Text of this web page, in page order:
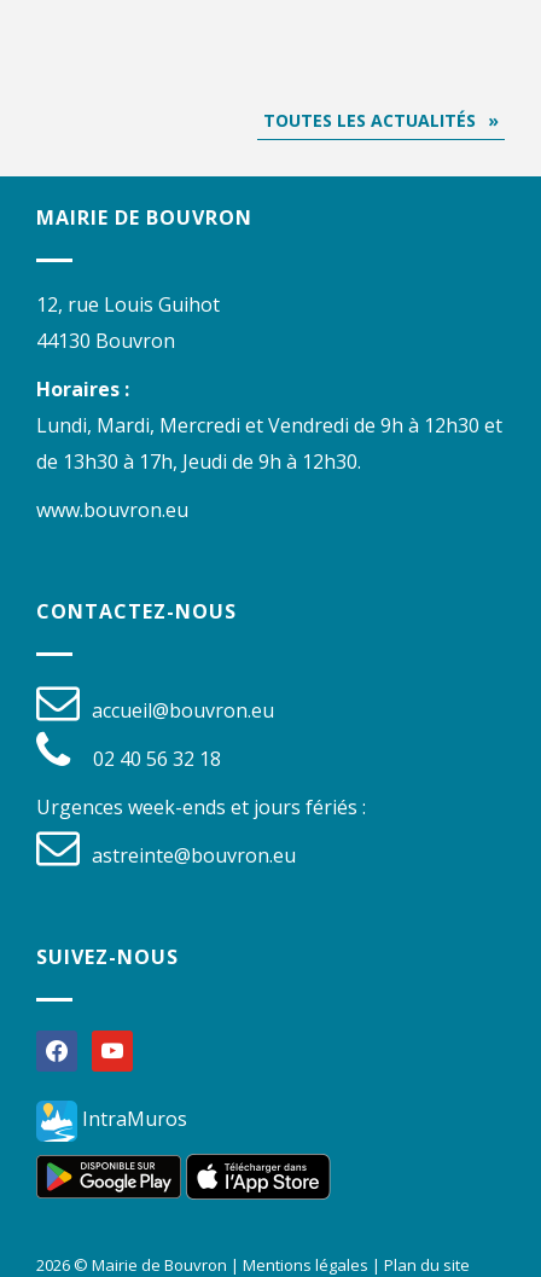
TOUTES LES ACTUALITÉS
MAIRIE DE BOUVRON
12, rue Louis Guihot
44130 Bouvron
Horaires :
Lundi, Mardi, Mercredi et Vendredi de 9h à 12h30 et
de 13h30 à 17h, Jeudi de 9h à 12h30.
www.bouvron.eu
CONTACTEZ-NOUS
accueil@bouvron.eu
02 40 56 32 18
Urgences week-ends et jours fériés :
astreinte@bouvron.eu
SUIVEZ-NOUS
facebookyoutube
IntraMuros
2026 © Mairie de Bouvron | Mentions légales | Plan du site